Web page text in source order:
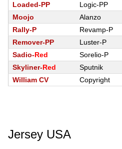
Loaded-PP
Logic-PP
Moojo
Alanzo
Rally-P
Revamp-P
Remover-PP
Luster-P
Sadio-Red Sorelio-P
Skyliner-Red Sputnik
William CV
Copyright
Jersey USA